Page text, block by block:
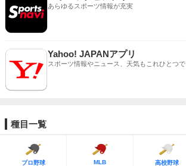
あらゆるスポーツ情報が充実
Yahoo! JAPANアプリ
スポーツ情報やニュース、天気もこれひとつで
種目一覧
プロ野球 MLB 高校野球